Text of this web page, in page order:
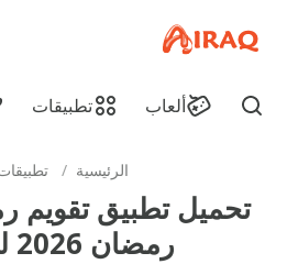
apkiraq.com
ألعاب تطبيقات Find
الرئيسية /
تحميل تطبيق تقويم
رمضان 2026 للأندرويد